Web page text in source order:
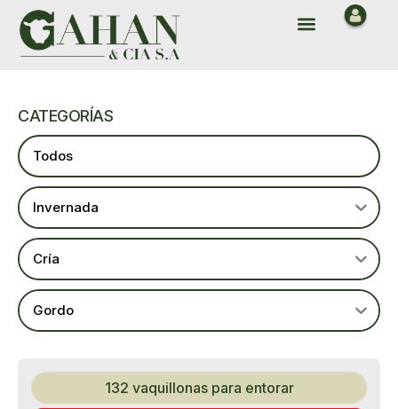
contenido
Menu
CATEGORÍAS
Todos
Invernada
Cría
Gordo
132 vaquillonas para entorar